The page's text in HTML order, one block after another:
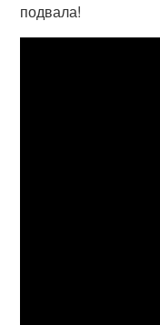
подвала!